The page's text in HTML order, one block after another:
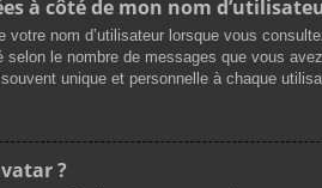
à côté de mon nom
votre nom d’utilisateur lorsque vous
selon le nombre de messages que vous
unique et personnelle à chaque
?